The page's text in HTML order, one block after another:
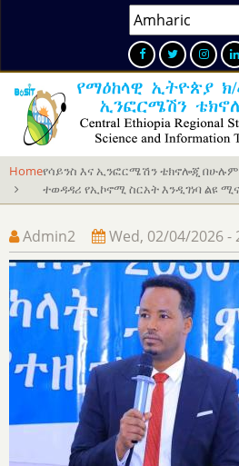
content
Select
your
language
Homeየሳይንስ እና ኢንፎርሜሽን ቴክኖሎጂ
ተወዳዳሪ የኢኮኖሚ ስርአት እንዲገነባ ልዩ
Admin2 Wed, 02/04/2026 -